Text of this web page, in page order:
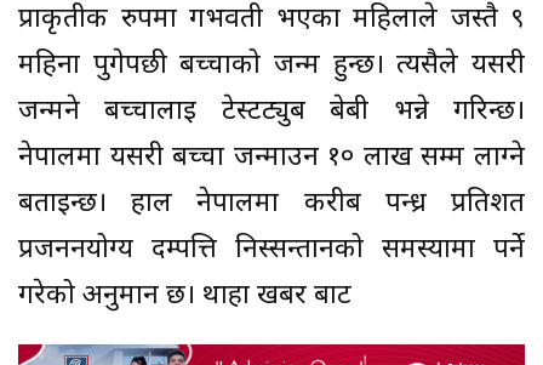
प्राकृतीक रुपमा गर्भवती भएका महिलाले जस्तै ९
महिना पुगेपछी बच्चाको जन्म हुन्छ। त्यसैले यसरी
जन्मने बच्चालाई टेस्टट्युब बेबी भन्ने गरिन्छ।
नेपालमा यसरी बच्चा जन्माउन १० लाख सम्म लाग्ने
बताइन्छ। हाल नेपालमा करीब पन्ध्र प्रतिशत
प्रजननयोग्य दम्पत्ति निस्सन्तानको समस्यामा पर्ने
गरेको अनुमान छ। थाहा खबर बाट